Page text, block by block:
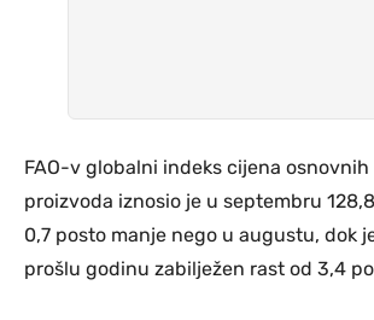
FAO-v globalni indeks cijena
proizvoda iznosio je u septembru
0,7 posto manje nego u augustu, dok
prošlu godinu zabilježen rast od 3,4